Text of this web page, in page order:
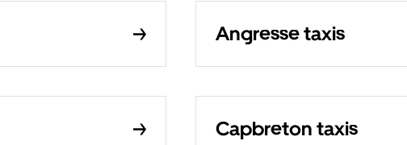
Angresse taxis
Capbreton taxis